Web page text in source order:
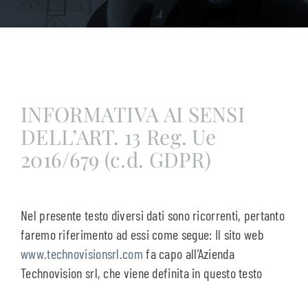
INFORMATIVA AI SENSI
DELL’ART. 13 Reg. Ue
2016/679 (c.d. GDPR)
Nel presente testo diversi dati sono ricorrenti, pertanto
faremo riferimento ad essi come segue: Il sito web
www.technovisionsrl.com fa capo all’Azienda
Technovision srl, che viene definita in questo testo